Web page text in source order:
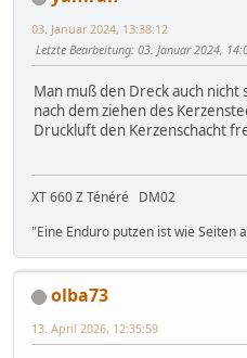
03. Januar 2024, 13:38:12
Letzte Bearbeitung: 03. Januar 2024,
Man muß den Dreck auch
nach dem ziehen des
Druckluft den Kerzenschacht
XT 660 Z Ténéré DM02
"Eine Enduro putzen ist wie Seiten
olba73
13. April 2026, 12:35:59